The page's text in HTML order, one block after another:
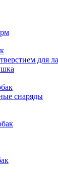
для
снаряды